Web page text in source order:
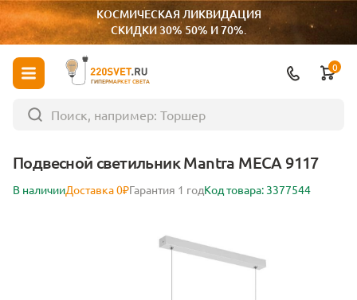
КОСМИЧЕСКАЯ ЛИКВИДАЦИЯ
СКИДКИ 30% 50% И 70%.
ГИПЕРМАРКЕТ СВЕТА
0
Подвесной светильник Mantra MECA 9117
В наличииДоставка 0₽Гарантия 1 годКод товара: 3377544